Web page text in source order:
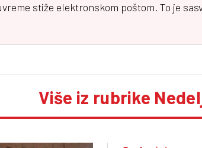
stiže elektronskom poštom. To je
Više iz rubrike